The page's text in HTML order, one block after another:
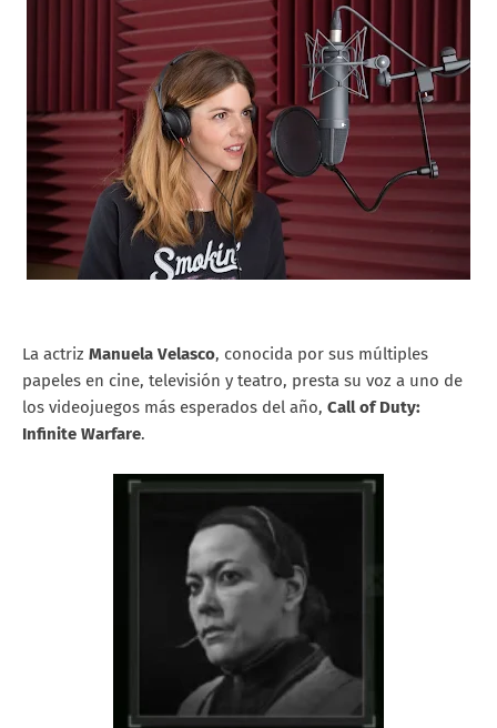
La actriz Manuela Velasco, conocida por sus múltiples
papeles en cine, televisión y teatro, presta su voz a uno de
los videojuegos más esperados del año, Call of Duty:
Infinite Warfare.